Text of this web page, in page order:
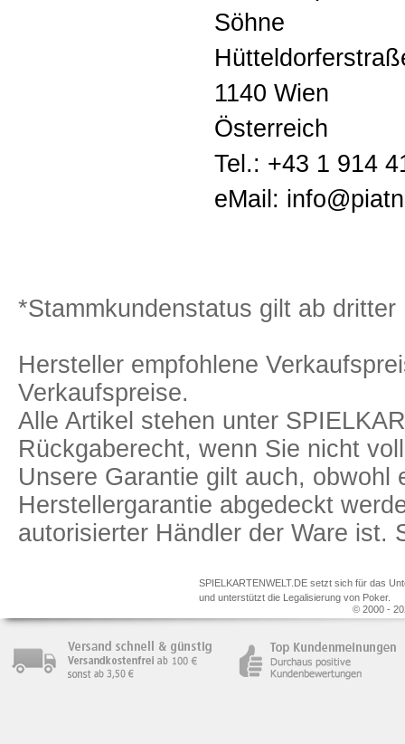
Söhne
1140 Wien
Österreich
Tel.: +43 1 914
eMail:
*Stammkundenstatus gilt ab dritter
Hersteller empfohlene
Verkaufspreise.
Alle Artikel stehen unter
Rückgaberecht, wenn Sie nicht
Unsere Garantie gilt auch, obwohl
Herstellergarantie abgedeckt
autorisierter Händler der Ware ist.
SPIELKARTENWELT.DE setzt sich für das
und unterstützt die Legalisierung von Poker.
© 2000 -